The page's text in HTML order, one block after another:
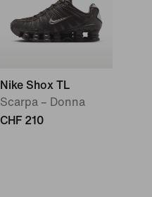
Nike Shox TL
Scarpa – Donna
CHF 210